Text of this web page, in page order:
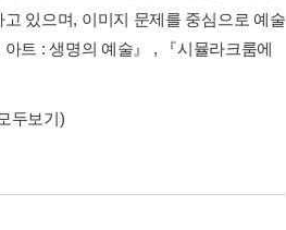
있으며, 이미지 문제를 중심으로 예술
트 : 생명의 예술』 , 『시뮬라크룸에
두보기)